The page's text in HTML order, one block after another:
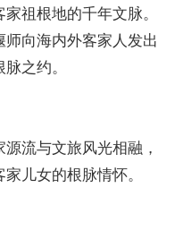
祖根地的千年文脉。
向海内外客家人发出
之约。
流与文旅风光相融，
儿女的根脉情怀。